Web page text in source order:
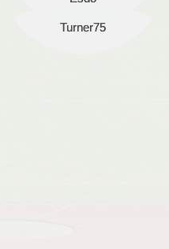
Turner75
Turner75